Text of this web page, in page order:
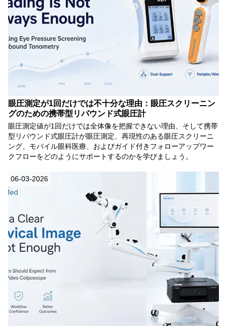
眼圧測定が1回だけでは不十分な理由：眼圧スクリーニン
グのための携帯型リバウンド式眼圧計
眼圧測定値が1回だけでは全体像を把握できない理由、そして携帯
型リバウンド式眼圧計が眼圧測定、再現性のある眼圧スクリーニ
ング、モバイル眼科医療、およびガイド付きフォローアップワー
クフローをどのようにサポートするのかを学びましょう。
06-03-2026